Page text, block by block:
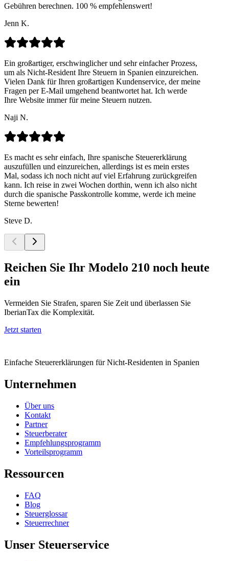
Gebühren berechnen. 100 % empfehlenswert!
Jenn K.
Ein großartiger, erschwinglicher und sehr einfacher Prozess,
um als Nicht-Resident Ihre Steuern in Spanien einzureichen.
Vielen Dank für Ihren großartigen Kundenservice, der meine
Fragen per E-Mail umgehend beantwortet hat. Ich werde
Ihre Website immer für meine Steuern nutzen.
Naji N.
Es macht es sehr einfach, Ihre spanische Steuererklärung
auszufüllen und einzureichen, allerdings ist es mein erstes
Mal, sodass ich noch nicht auf viel Erfahrung zurückgreifen
kann. Ich reise in zwei Wochen dorthin, wenn ich also nicht
durch die spanische Passkontrolle komme, werde ich meine
Sterne bewerten!
Steve D.
Reichen Sie Ihr Modelo 210 noch heute
ein
Vermeiden Sie Strafen, sparen Sie Zeit und überlassen Sie
IberianTax die Komplexität.
Jetzt starten
Einfache Steuererklärungen für Nicht-Residenten in Spanien
Unternehmen
Über uns
Kontakt
Partner
Steuerberater
Empfehlungsprogramm
Vorteilsprogramm
Ressourcen
FAQ
Blog
Steuerglossar
Steuerrechner
Unser Steuerservice